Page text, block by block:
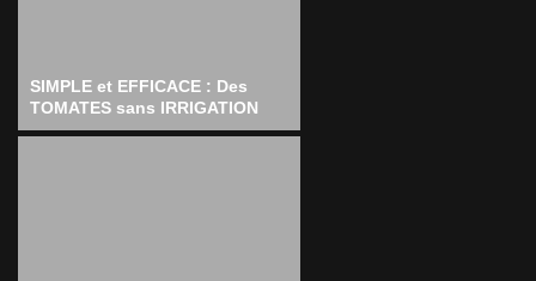
SIMPLE et EFFICACE : Des
TOMATES sans IRRIGATION